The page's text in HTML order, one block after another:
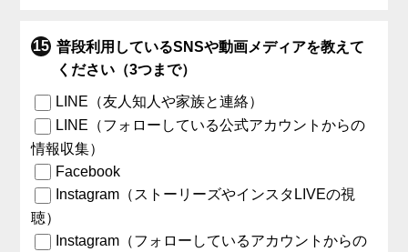
普段利用しているSNSや動画メディアを教えて
ください（3つまで）
LINE（友人知人や家族と連絡）
LINE（フォローしている公式アカウントからの
情報収集）
Facebook
Instagram（ストーリーズやインスタLIVEの視
聴）
Instagram（フォローしているアカウントからの